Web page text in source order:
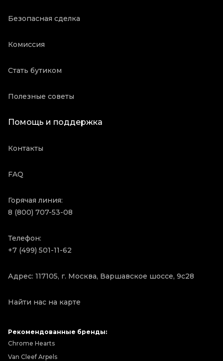
Безопасная сделка
Комиссия
Стать бутиком
Полезные советы
Помощь и поддержка
Контакты
FAQ
Горячая линия:
8 (800) 707-53-08
Телефон:
+7 (499) 501-11-62
Адрес: 117105, г. Москва, Варшавское шоссе, 9с28
Найти нас на карте
Рекомендованные бренды:
Chrome Hearts
Van Cleef Arpels